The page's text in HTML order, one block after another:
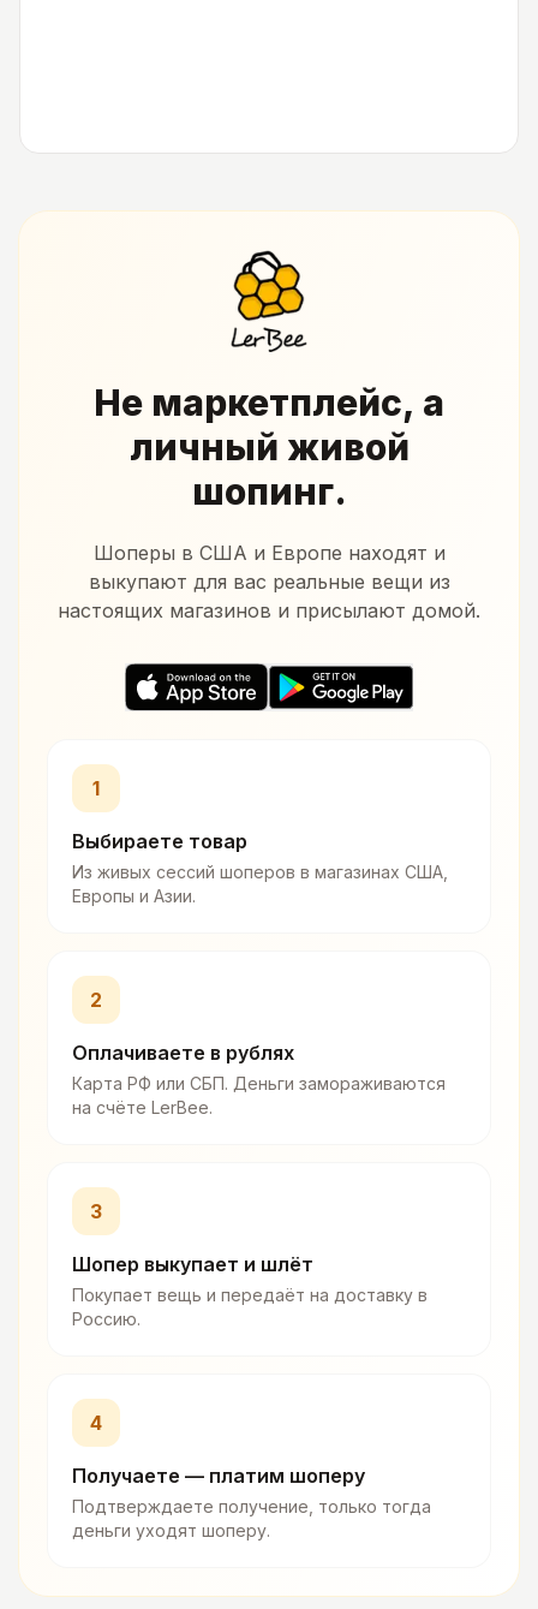
Не маркетплейс, а
личный живой
шопинг.
Шоперы в США и Европе находят и
выкупают для вас реальные вещи из
настоящих магазинов и присылают домой.
1
Выбираете товар
Из живых сессий шоперов в магазинах США,
Европы и Азии.
2
Оплачиваете в рублях
Карта РФ или СБП. Деньги замораживаются
на счёте LerBee.
3
Шопер выкупает и шлёт
Покупает вещь и передаёт на доставку в
Россию.
4
Получаете — платим шоперу
Подтверждаете получение, только тогда
деньги уходят шоперу.